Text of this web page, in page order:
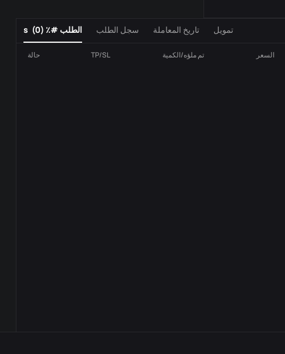
الطلب #٪ s (0) سجل الطلب تاريخ المعاملة تمويل
السعر تم ملؤه/الكمية TP/SL حالة